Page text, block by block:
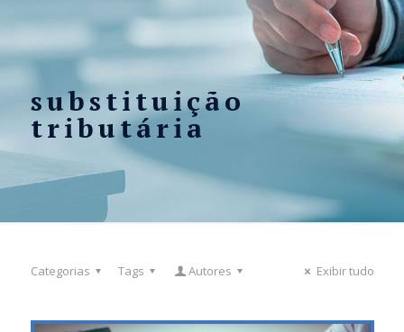
substituição
tributária
Categorias Tags Autores Exibir tudo